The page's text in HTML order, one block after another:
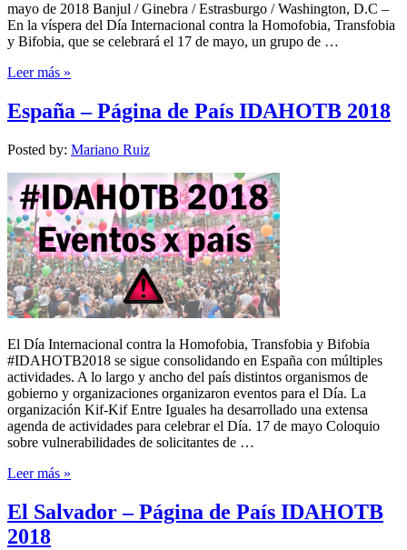
mayo de 2018 Banjul / Ginebra / Estrasburgo / Washington, D.C –
En la víspera del Día Internacional contra la Homofobia, Transfobia
y Bifobia, que se celebrará el 17 de mayo, un grupo de …
Leer más »
España – Página de País IDAHOTB 2018
Posted by: Mariano Ruiz
El Día Internacional contra la Homofobia, Transfobia y Bifobia
#IDAHOTB2018 se sigue consolidando en España con múltiples
actividades. A lo largo y ancho del país distintos organismos de
gobierno y organizaciones organizaron eventos para el Día. La
organización Kif-Kif Entre Iguales ha desarrollado una extensa
agenda de actividades para celebrar el Día. 17 de mayo Coloquio
sobre vulnerabilidades de solicitantes de …
Leer más »
El Salvador – Página de País IDAHOTB
2018